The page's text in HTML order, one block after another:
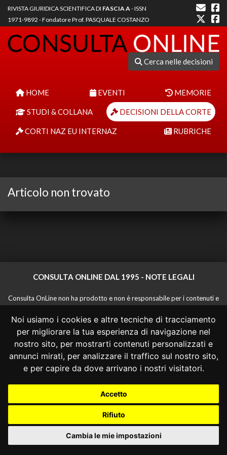
Noi usiamo i cookies e altre tecniche di tracciamento
per migliorare la tua esperienza di navigazione nel
nostro sito, per mostrarti contenuti personalizzati e
annunci mirati, per analizzare il traffico sul nostro sito,
e per capire da dove arrivano i nostri visitatori.
Accetto
Rifiuto
Cambia le mie impostazioni
RIVISTA GIURIDICA SCIENTIFICA DI FASCIA A- ISSN
1971-9892 - Fondatore Prof. PASQUALE COSTANZO
Cerca nelle decisioni
HOME EVENTI MEMORIE
STUDI & COLLANA DECISIONI DELLA CORTE
CORTI NAZ EU INTERNAZ RUBRICHE
Articolo non trovato
CONSULTA ONLINE DAL 1995 - NOTE LEGALI
Consulta OnLine non ha prodotto e non è responsabile per i contenuti e
le informazioni legali di siti collegati.
La consultazione di questi o del materiale contenuto nel sito non
costituisce una relazione di consulenza legale.
Nessuno deve confidare o agire in base alle informazioni disponibili in
questo sito senza una consulenza legale professionale.
info@giurcost.org| Giurisprudenza Costituzionale|